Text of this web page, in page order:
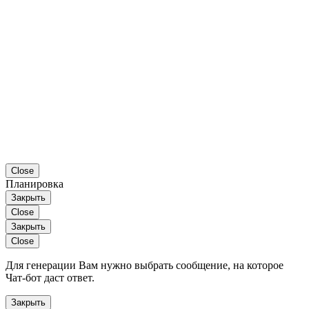
Close
Планировка
Закрыть
Close
Закрыть
Close
Для генерации Вам нужно выбрать сообщение, на которое
Чат-бот даст ответ.
Закрыть